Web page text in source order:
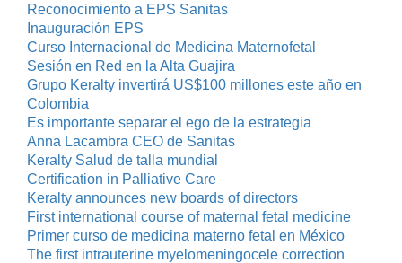
Reconocimiento a EPS Sanitas
Inauguración EPS
Curso Internacional de Medicina Maternofetal
Sesión en Red en la Alta Guajira
Grupo Keralty invertirá US$100 millones este año en
Colombia
Es importante separar el ego de la estrategia
Anna Lacambra CEO de Sanitas
Keralty Salud de talla mundial
Certification in Palliative Care
Keralty announces new boards of directors
First international course of maternal fetal medicine
Primer curso de medicina materno fetal en México
The first intrauterine myelomeningocele correction